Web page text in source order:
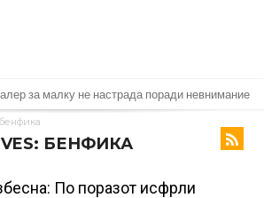
Наполи носи замена од Арсенал
за тоа како е да се работи со Мурињо:
го натера Флик на итен потег, дури и управата
без договор за трансфер на Родри
БЕНФИКА
По поразот исфрли